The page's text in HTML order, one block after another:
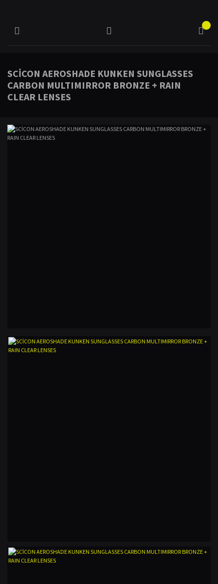
SCİCON AEROSHADE KUNKEN SUNGLASSES
CARBON MULTIMIRROR BRONZE + RAIN
CLEAR LENSES